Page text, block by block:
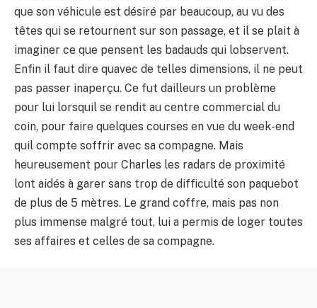
que son véhicule est désiré par beaucoup, au vu des
têtes qui se retournent sur son passage, et il se plait à
imaginer ce que pensent les badauds qui lobservent.
Enfin il faut dire quavec de telles dimensions, il ne peut
pas passer inaperçu. Ce fut dailleurs un problème
pour lui lorsquil se rendit au centre commercial du
coin, pour faire quelques courses en vue du week-end
quil compte soffrir avec sa compagne. Mais
heureusement pour Charles les radars de proximité
lont aidés à garer sans trop de difficulté son paquebot
de plus de 5 mètres. Le grand coffre, mais pas non
plus immense malgré tout, lui a permis de loger toutes
ses affaires et celles de sa compagne.